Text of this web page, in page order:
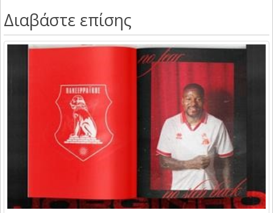
Διαβάστε επίσης